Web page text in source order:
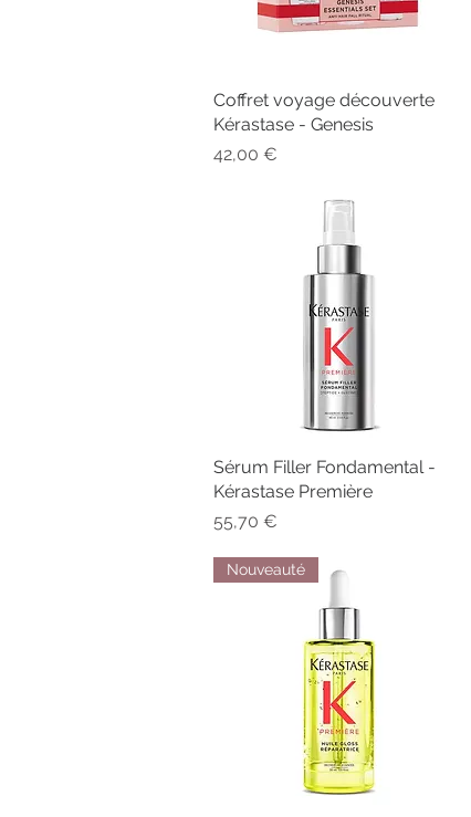
Aperçu rapide
Coffret voyage découverte
Kérastase - Genesis
Prix
42,00 €
Aperçu rapide
Sérum Filler Fondamental -
Kérastase Première
Prix
55,70 €
Nouveauté